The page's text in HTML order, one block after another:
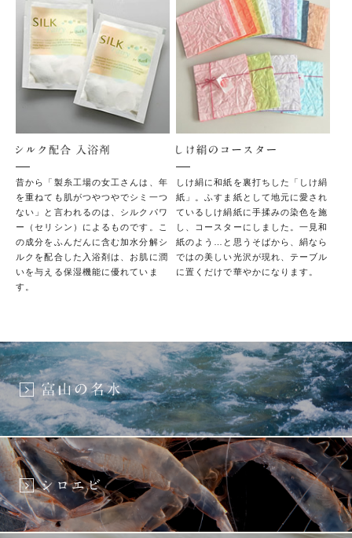
シルク配合 入浴剤
昔から「製糸工場の女工さんは、年
を重ねても肌がつやつやでシミ一つ
ない」と言われるのは、シルクパワ
ー（セリシン）によるものです。こ
の成分をふんだんに含む加水分解シ
ルクを配合した入浴剤は、お肌に潤
いを与える保湿機能に優れていま
す。
しけ絹に和紙を裏打ちした「しけ絹
紙」。ふすま紙として地元に愛され
ているしけ絹紙に手揉みの染色を施
し、コースターにしました。一見和
紙のよう…と思うそばから、絹なら
ではの美しい光沢が現れ、テーブル
に置くだけで華やかになります。